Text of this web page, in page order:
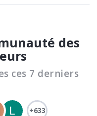
des
ces 7 derniers
+633